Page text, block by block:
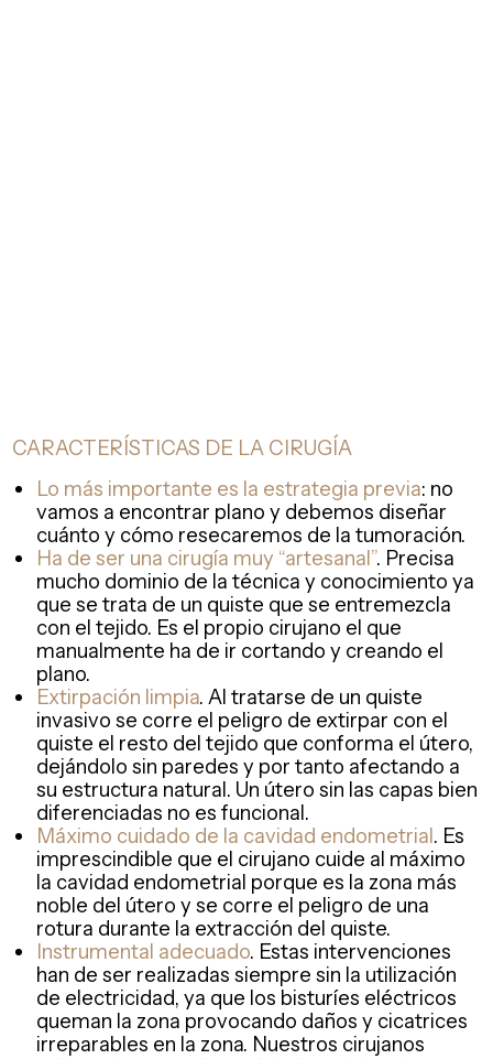
CARACTERÍSTICAS DE LA CIRUGÍA
Lo más importante es la estrategia previa: no
vamos a encontrar plano y debemos diseñar
cuánto y cómo resecaremos de la tumoración.
Ha de ser una cirugía muy “artesanal”. Precisa
mucho dominio de la técnica y conocimiento ya
que se trata de un quiste que se entremezcla
con el tejido. Es el propio cirujano el que
manualmente ha de ir cortando y creando el
plano.
Extirpación limpia. Al tratarse de un quiste
invasivo se corre el peligro de extirpar con el
quiste el resto del tejido que conforma el útero,
dejándolo sin paredes y por tanto afectando a
su estructura natural. Un útero sin las capas bien
diferenciadas no es funcional.
Máximo cuidado de la cavidad endometrial . Es
imprescindible que el cirujano cuide al máximo
la cavidad endometrial porque es la zona más
noble del útero y se corre el peligro de una
rotura durante la extracción del quiste.
Instrumental adecuado. Estas intervenciones
han de ser realizadas siempre sin la utilización
de electricidad, ya que los bisturíes eléctricos
queman la zona provocando daños y cicatrices
irreparables en la zona. Nuestros cirujanos